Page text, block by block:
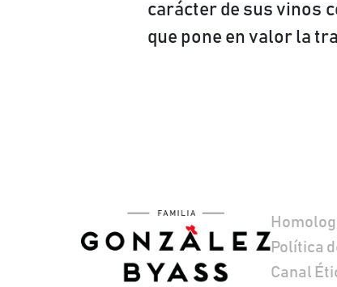
carácter de sus vinos
que pone en valor la
Pie de
Política
Canal